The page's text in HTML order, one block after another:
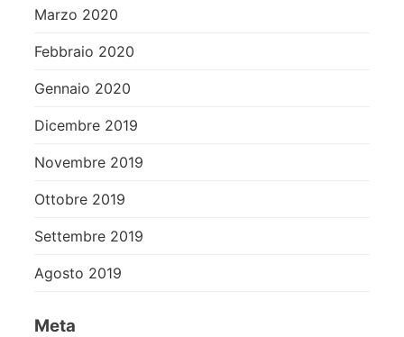
Marzo 2020
Febbraio 2020
Gennaio 2020
Dicembre 2019
Novembre 2019
Ottobre 2019
Settembre 2019
Agosto 2019
Meta